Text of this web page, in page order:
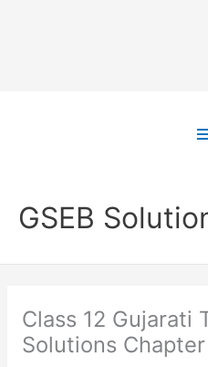
GSEB
Class 12 Gujarati
Solutions Chapter